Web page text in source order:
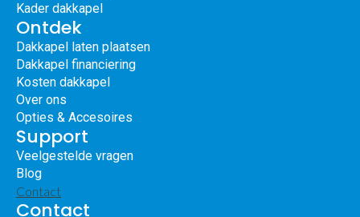
Kader dakkapel
Ontdek
Dakkapel laten plaatsen
Dakkapel financiering
Kosten dakkapel
Over ons
Opties & Accesoires
Support
Veelgestelde vragen
Blog
Contact
Contact